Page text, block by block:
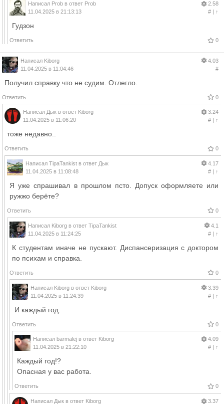
Написал Prob в ответ Prob
11.04.2025 в 21:13:13
2.58
#| ↑
Гудзон
Ответить 0
Написал Kiborg
11.04.2025 в 11:04:46
4.03
#
Получил справку что не судим. Отлегло.
Ответить 0
Написал Дык в ответ Kiborg
11.04.2025 в 11:06:20
3.24
#| ↑
тоже недавно..
Ответить 0
Написал TipaTankist в ответ Дык
11.04.2025 в 11:08:48
4.17
#| ↑
Я уже спрашивал в прошлом псто. Допуск оформляете или
ружжо берёте?
Ответить 0
Написал Kiborg в ответ TipaTankist
11.04.2025 в 11:24:25
4.1
#| ↑
К студентам иначе не пускают. Диспансеризация с доктором
по психам и справка.
Ответить 0
Написал Kiborg в ответ Kiborg
11.04.2025 в 11:24:39
3.39
#| ↑
И каждый год.
Ответить 0
Написал barmalej в ответ Kiborg
11.04.2025 в 21:22:10
4.09
#| ↑
Каждый год!?
Опасная у вас работа.
Ответить 0
Написал Дык в ответ Kiborg
3.37